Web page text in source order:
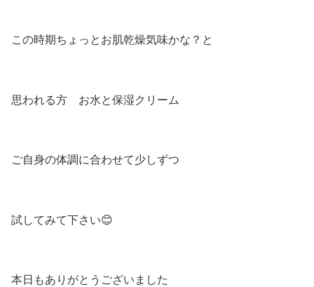
この時期ちょっとお肌乾燥気味かな？と
思われる方 お水と保湿クリーム
ご自身の体調に合わせて少しずつ
試してみて下さい😊
本日もありがとうございました